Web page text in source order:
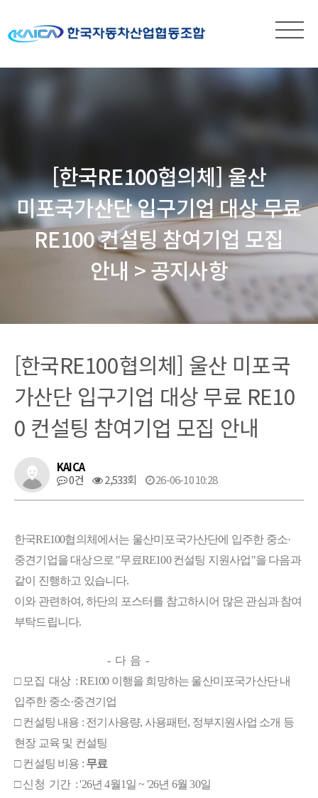
[한국RE100협의체] 울산
미포국가산단 입구기업 대상 무료
RE100 컨설팅 참여기업 모집
안내 > 공지사항
[한국RE100협의체] 울산 미포국
가산단 입구기업 대상 무료 RE10
0 컨설팅 참여기업 모집 안내
KAICA
0건
2,533회 26-06-10 10:28
한국RE100협의체에서는 울산미포국가산단에 입주한 중소·
중견기업을 대상으로 "무료RE100 컨설팅 지원사업"을 다음과
같이 진행하고 있습니다.
이와 관련하여, 하단의 포스터를 참고하시어 많은 관심과 참여
부탁드립니다.
- 다 음 -
□ 모집 대상 : RE100 이행을 희망하는 울산미포국가산단 내
입주한 중소·중견기업
□ 컨설팅 내용 : 전기사용량, 사용패턴, 정부지원사업 소개 등
현장 교육 및 컨설팅
□ 컨설팅 비용 : 무료
□ 신청 기간 : '26년 4월1일 ~ '26년 6월 30일